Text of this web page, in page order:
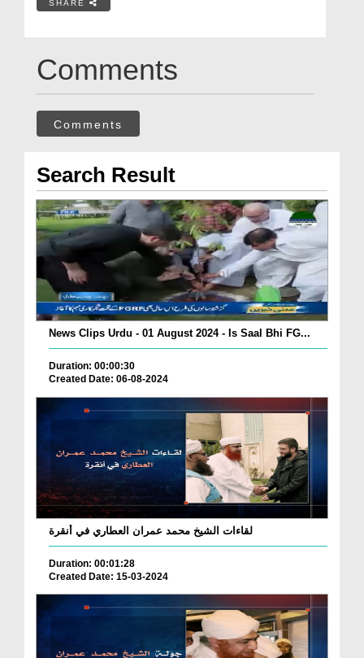
SHARE
Comments
Comments
Search Result
News Clips Urdu - 01 August 2024 - Is Saal Bhi FG...
Duration: 00:00:30
Created Date: 06-08-2024
لقاءات الشيخ محمد عمران العطاري في أنقرة
Duration: 00:01:28
Created Date: 15-03-2024